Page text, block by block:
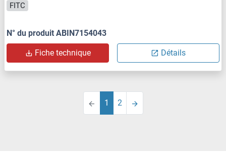
FITC
N° du produit ABIN7154043
Fiche technique Détails
1 2